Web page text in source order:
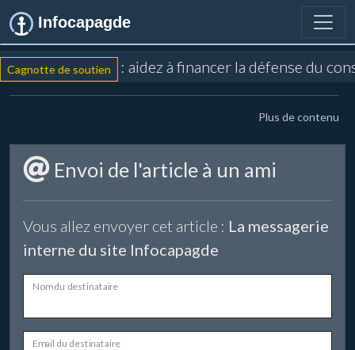
Infocapagde
Cagnotte de soutien : aidez à financer la défense du
Plus de contenu
Envoi de l'article à un ami
Vous allez envoyer cet article : La messagerie
interne du site Infocapagde
Nom du destinataire
Email du destinataire